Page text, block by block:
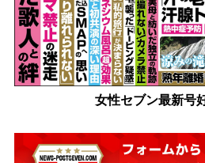
女性セブン最新号